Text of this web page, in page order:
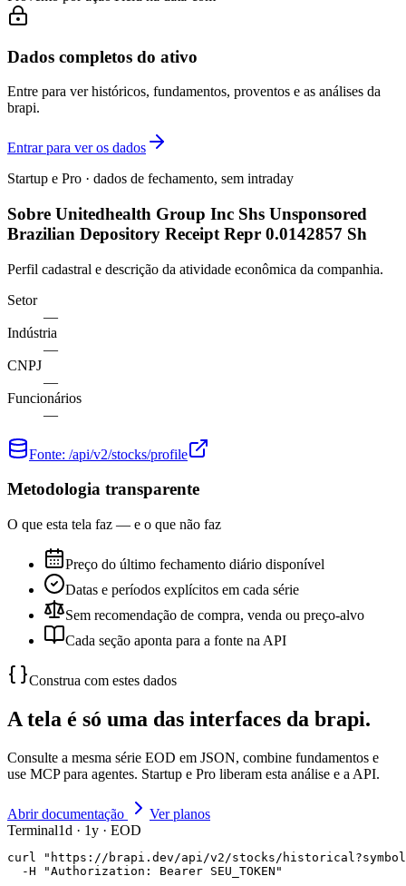
Dados completos do ativo
Entre para ver históricos, fundamentos, proventos e as análises da
brapi.
Entrar para ver os dados
Startup e Pro · dados de fechamento, sem intraday
Sobre Unitedhealth Group Inc Shs Unsponsored
Brazilian Depository Receipt Repr 0.0142857 Sh
Perfil cadastral e descrição da atividade econômica da companhia.
Setor
—
Indústria
—
CNPJ
—
Funcionários
—
Fonte: /api/v2/stocks/profile
Metodologia transparente
O que esta tela faz — e o que não faz
Preço do último fechamento diário disponível
Datas e períodos explícitos em cada série
Sem recomendação de compra, venda ou preço-alvo
Cada seção aponta para a fonte na API
Construa com estes dados
A tela é só uma das interfaces da brapi.
Consulte a mesma série EOD em JSON, combine fundamentos e
use MCP para agentes. Startup e Pro liberam esta análise e a API.
Abrir documentação
Ver planos
Terminal1d · 1y · EOD
curl "https://brapi.dev/api/v2/stocks/
  -H "Authorization: Bearer SEU_TOKEN"